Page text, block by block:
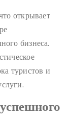
открывает
бизнеса.
туристов и